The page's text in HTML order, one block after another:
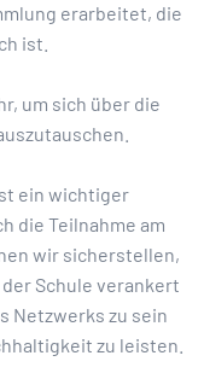
erarbeitet, die
ist.
um sich über die
ein wichtiger
die Teilnahme am
wir sicherstellen,
Schule verankert
Netzwerks zu sein
zu leisten.